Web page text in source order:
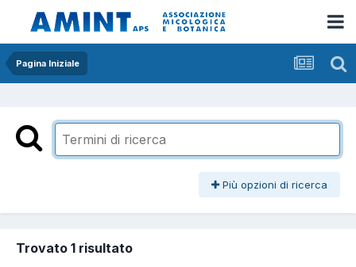
Pagina Iniziale
Più opzioni di ricerca
Trovato 1 risultato